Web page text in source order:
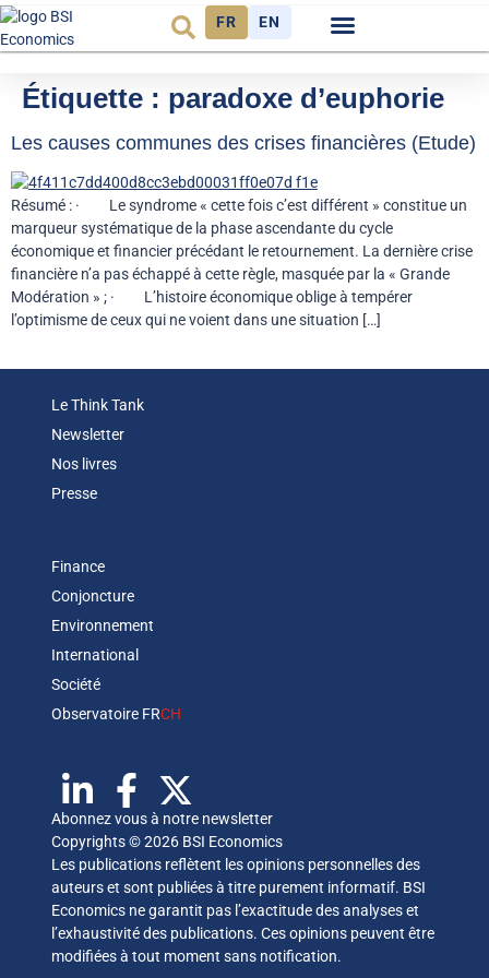
FR EN
Étiquette : paradoxe d’euphorie
Les causes communes des crises financières (Etude)
Résumé : · Le syndrome « cette fois c’est différent » constitue un
marqueur systématique de la phase ascendante du cycle
économique et financier précédant le retournement. La dernière crise
financière n’a pas échappé à cette règle, masquée par la « Grande
Modération » ; · L’histoire économique oblige à tempérer
l’optimisme de ceux qui ne voient dans une situation […]
Le Think Tank
Newsletter
Nos livres
Presse
Finance
Conjoncture
Environnement
International
Société
Observatoire FRCH
Abonnez vous à notre newsletter
Copyrights © 2026 BSI Economics
Les publications reflètent les opinions personnelles des
auteurs et sont publiées à titre purement informatif. BSI
Economics ne garantit pas l’exactitude des analyses et
l’exhaustivité des publications. Ces opinions peuvent être
modifiées à tout moment sans notification.